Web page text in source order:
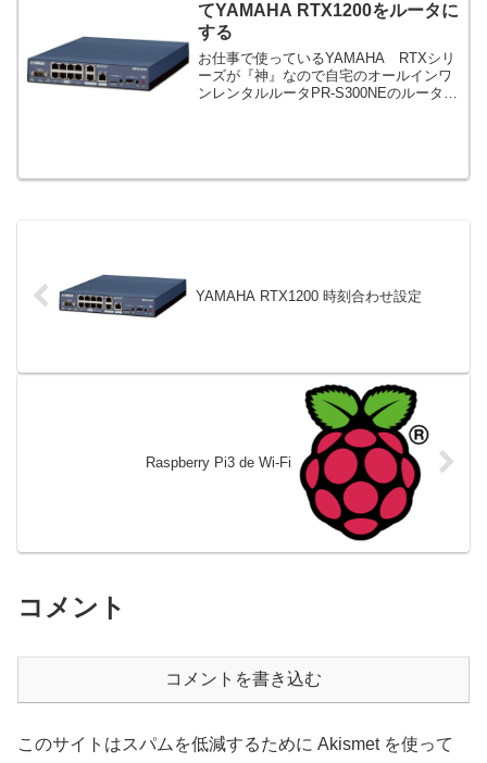
てYAMAHA RTX1200をルータに
する
お仕事で使っているYAMAHA RTXシリ
ーズが『神』なので自宅のオールインワ
ンレンタルルータPR-S300NEのルータ機
YAMAHA RTX1200 時刻合わせ設定
Raspberry Pi3 de Wi-Fi
コメント
コメントを書き込む
このサイトはスパムを低減するために Akismet を使って